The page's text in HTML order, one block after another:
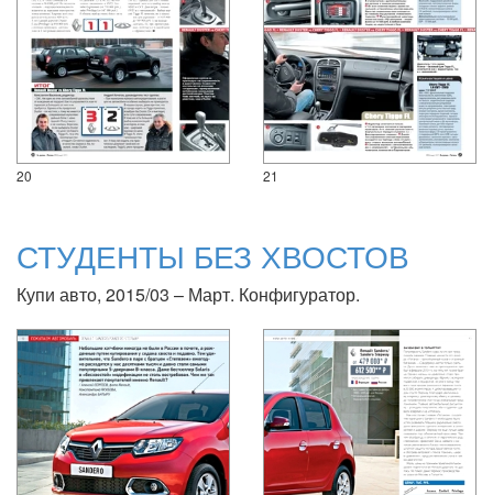
20 21
СТУДЕНТЫ БЕЗ ХВОСТОВ
Купи авто, 2015/03 – Март. Конфигуратор.